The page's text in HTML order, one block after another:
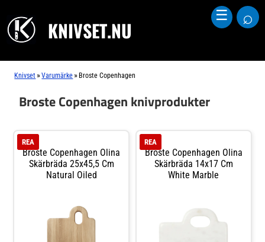
KNIVSET.NU
☰ ⌕
Knivset »Varumärke » Broste Copenhagen
Broste Copenhagen knivprodukter
Broste Copenhagen Olina
Skärbräda 25x45,5 Cm
Natural Oiled
REA
Broste Copenhagen Olina
Skärbräda 14x17 Cm
White Marble
REA